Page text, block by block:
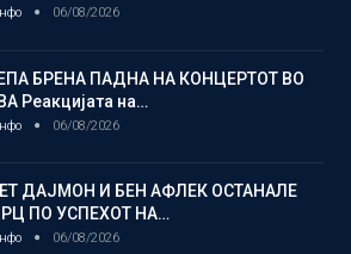
06/08/2026
БРЕНА ПАДНА НА КОНЦЕРТОТ ВО
Реакцијата на…
06/08/2026
ДАЈМОН И БЕН АФЛЕК ОСТАНАЛЕ
ПО УСПЕХОТ НА…
06/08/2026